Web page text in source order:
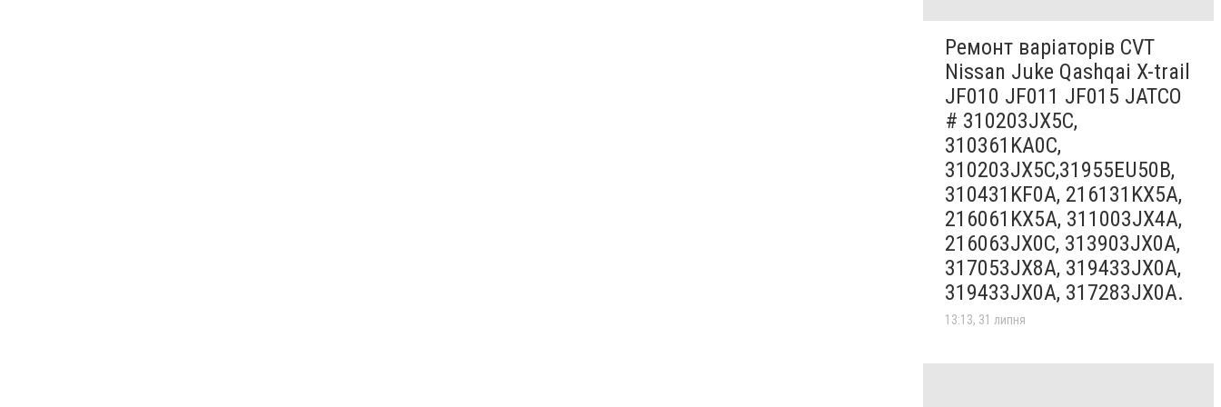
Ремонт варіаторів CVT
Nissan Juke Qashqai X-trail
JF010 JF011 JF015 JATCO
# 310203JX5C,
310361KA0C,
310203JX5C,31955EU50B,
310431KF0A, 216131KX5A,
216061KX5A, 311003JX4A,
216063JX0C, 313903JX0A,
317053JX8A, 319433JX0A,
319433JX0A, 317283JX0A.
13:13, 31 липня